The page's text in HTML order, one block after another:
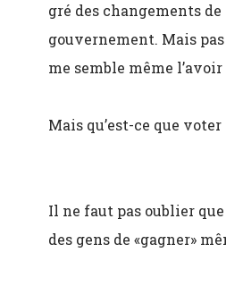
gré des changements
gouvernement. Mais
me semble même
Mais qu’est-ce que
Il ne faut pas oublier
des gens de «gagner»